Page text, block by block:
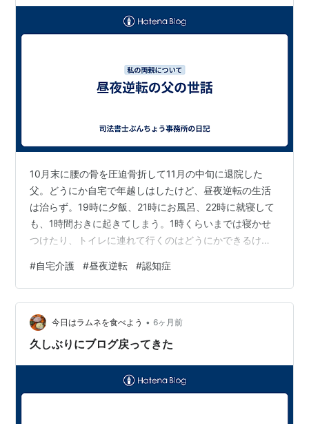
10月末に腰の骨を圧迫骨折して11月の中旬に退院した
父。どうにか自宅で年越しはしたけど、昼夜逆転の生活
は治らず。19時に夕飯、21時にお風呂、22時に就寝して
も、1時間おきに起きてしまう。1時くらいまでは寝かせ
つけたり、トイレに連れて行くのはどうにかできるけ
務内容やご相談は 👉https://www.office-buncho.com/
#自宅介護 #昼夜逆転 #認知症
今日はラムネを食べよう • 6ヶ月前
久しぶりにブログ戻ってきた